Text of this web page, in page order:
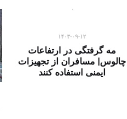
۱۴۰۳-۰۹-۱۲
مه گرفتگی در ارتفاعات
چالوس| مسافران از تجهیزات
ایمنی استفاده کنند